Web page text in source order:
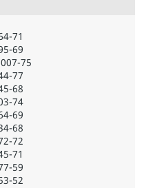
71
69
75
77
68
74
69
68
72
71
59
52